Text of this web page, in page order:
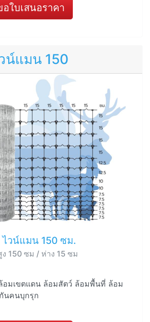
ใบเสนอราคา
น์แมน 150
วน์แมน 150 ซม.
150 ซม / ห่าง 15 ซม
อมเขตแดน ล้อมสัตว์ ล้อมพื้นที่ ล้อม
นคนบุกรุก